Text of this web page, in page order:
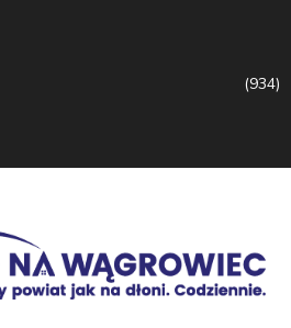
(934)